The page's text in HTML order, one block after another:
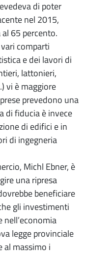
di poter
nel 2015,
65 percento.
comparti
e dei lavori di
lattonieri,
vi è maggiore
prevedono una
di fiducia è invece
di edifici e in
di ingegneria
Michl Ebner, è
una ripresa
beneficiare
gli investimenti
legge provinciale
al massimo i